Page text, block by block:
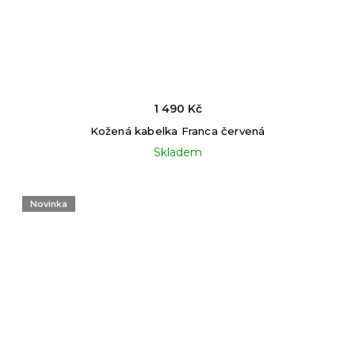
Kožená kabelka Franca červená
Skladem
1 490 Kč
Novinka